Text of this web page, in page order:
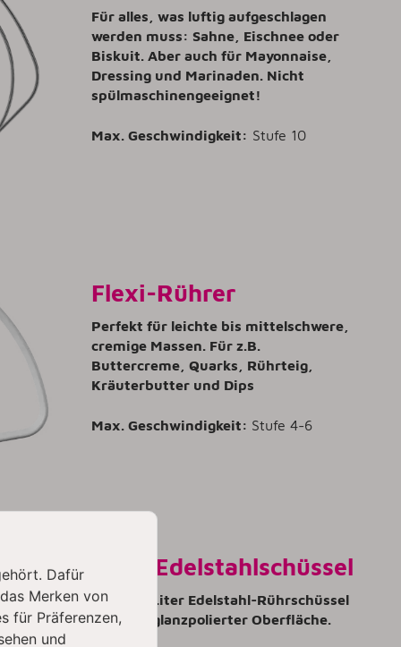
Für alles, was luftig aufgeschlagen
werden muss: Sahne, Eischnee oder
Biskuit. Aber auch für Mayonnaise,
Dressing und Marinaden. Nicht
spülmaschinengeeignet!
Max. Geschwindigkeit: Stufe 10
Flexi-Rührer
Perfekt für leichte bis mittelschwere,
cremige Massen. Für z.B.
Buttercreme, Quarks, Rührteig,
Kräuterbutter und Dips
Max. Geschwindigkeit: Stufe 4-6
4,8 L Edelstahlschüssel
Eine 4,8 Liter Edelstahl-Rührschüssel
mit hochglanzpolierter Oberfläche.
Dafür
Merken von
für Präferenzen,
und